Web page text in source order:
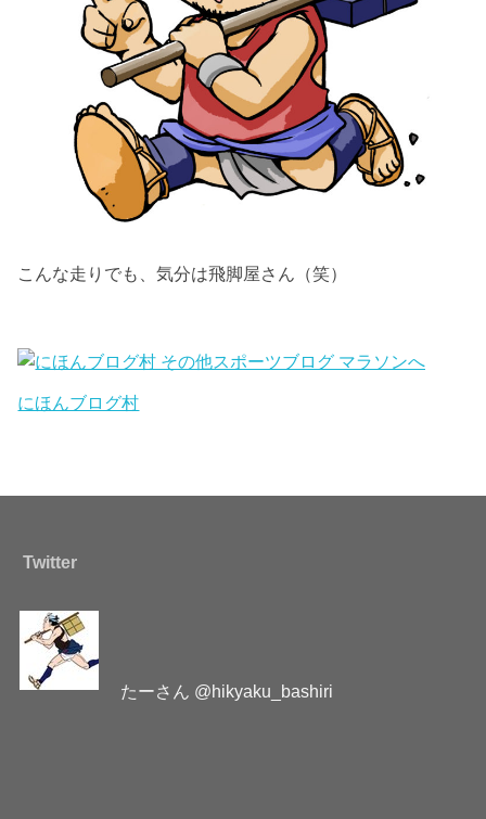
こんな走りでも、気分は飛脚屋さん（笑）
にほんブログ村
Twitter
たーさん @hikyaku_bashiri